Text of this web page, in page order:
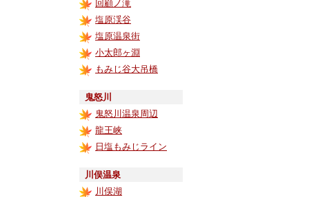
回顧ノ滝
塩原渓谷
塩原温泉街
小太郎ヶ淵
もみじ谷大吊橋
鬼怒川
鬼怒川温泉周辺
龍王峡
日塩もみじライン
川俣温泉
川俣湖